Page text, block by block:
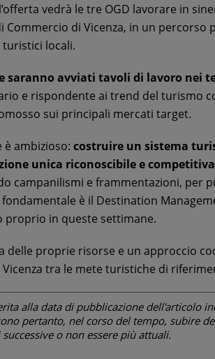
vedrà le tre OGD lavorare in
Commercio di Vicenza, in un percorso
locali.
saranno avviati tavoli di lavoro nei
e rispondente ai trend del turismo
sui principali mercati target.
è ambizioso: costruire un sistema
unica riconoscibile e competitiva
campanilismi e frammentazioni, per
è il Destination
proprio in queste settimane.
delle proprie risorse e un approccio
tra le mete turistiche di
alla data di pubblicazione dell'articolo
pertanto, nel corso del tempo, subire
o non essere più attuali.